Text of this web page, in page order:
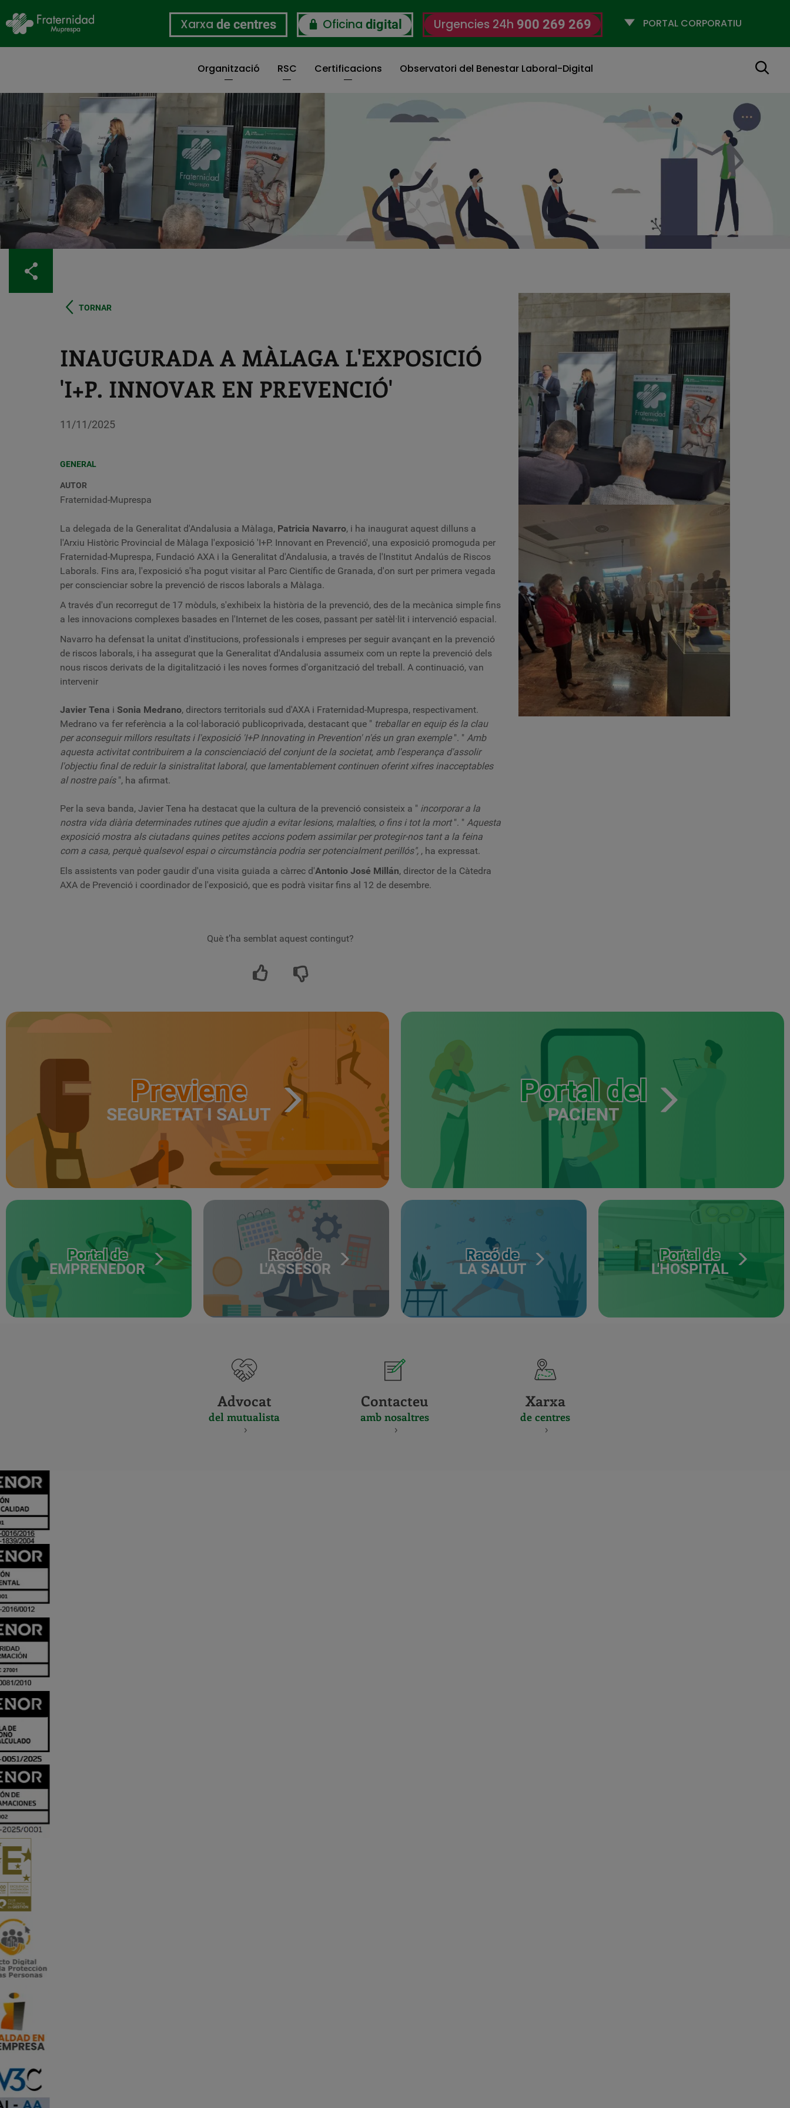
Xarxa de centres Oficina digital Urgencies 24h 900 269 269
Selecciona
Organització RSC Certificacions Observatori del Benestar Laboral-Digital Cerca
TORNAR
INAUGURADA A MÀLAGA L'EXPOSICIÓ
'I+P. INNOVAR EN PREVENCIÓ'
11/11/2025
GENERAL
AUTOR
Fraternidad-Muprespa
La delegada de la Generalitat d'Andalusia a Màlaga, Patricia Navarro, i ha inaugurat aquest dilluns a
l'Arxiu Històric Provincial de Màlaga l'exposició 'I+P. Innovant en Prevenció', una exposició promoguda per
Fraternidad-Muprespa, Fundació AXA i la Generalitat d'Andalusia, a través de l'Institut Andalús de Riscos
Laborals. Fins ara, l'exposició s'ha pogut visitar al Parc Científic de Granada, d'on surt per primera vegada
per conscienciar sobre la prevenció de riscos laborals a Màlaga.
A través d'un recorregut de 17 mòduls, s'exhibeix la història de la prevenció, des de la mecànica simple fins
a les innovacions complexes basades en l'Internet de les coses, passant per satèl·lit i intervenció espacial.
Navarro ha defensat la unitat d'institucions, professionals i empreses per seguir avançant en la prevenció
de riscos laborals, i ha assegurat que la Generalitat d'Andalusia assumeix com un repte la prevenció dels
nous riscos derivats de la digitalització i les noves formes d'organització del treball. A continuació, van
intervenir
Javier Tena i Sonia Medrano, directors territorials sud d'AXA i Fraternidad-Muprespa, respectivament.
Medrano va fer referència a la col·laboració publicoprivada, destacant que " treballar en equip és la clau
per aconseguir millors resultats i l'exposició 'I+P Innovating in Prevention' n'és un gran exemple ". " Amb
aquesta activitat contribuirem a la conscienciació del conjunt de la societat, amb l'esperança d'assolir
l'objectiu final de reduir la sinistralitat laboral, que lamentablement continuen oferint xifres inacceptables
al nostre país ", ha afirmat.
Per la seva banda, Javier Tena ha destacat que la cultura de la prevenció consisteix a " incorporar a la
nostra vida diària determinades rutines que ajudin a evitar lesions, malalties, o fins i tot la mort ". " Aquesta
exposició mostra als ciutadans quines petites accions podem assimilar per protegir-nos tant a la feina
com a casa, perquè qualsevol espai o circumstància podria ser potencialment perillós", , ha expressat.
Els assistents van poder gaudir d'una visita guiada a càrrec d'Antonio José Millán, director de la Càtedra
AXA de Prevenció i coordinador de l'exposició, que es podrà visitar fins al 12 de desembre.
Què t’ha semblat aquest contingut?
Previene
SEGURETAT I SALUT
Portal del
PACIENT
Portal de
EMPRENEDOR
Racó de
L'ASSESOR
Racó de
LA SALUT
Portal de
L'HOSPITAL
Advocat
del mutualista
Contacteu
amb nosaltres
Xarxa
de centres